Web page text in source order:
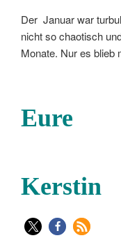
Der Januar war
nicht so chaotisch
Monate. Nur es blieb
Eure
Kerstin